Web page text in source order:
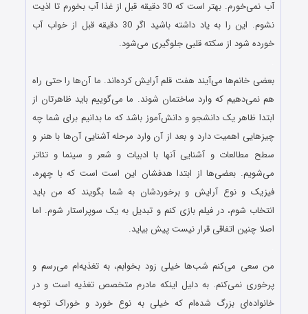
آب نمی‌خورم. بهتر است که 30 دقیقه قبل از غذا آب بخورم تا اذیت
نشوم. این را به یاد داشته باشید اگر 30 دقیقه قبل از خواب آب
خورده شود از سکته قلبی جلوگیری می‌شود.
بعضی خانم‌ها می‌آیند هفت قلم آرایش کرده‌اند. ما آن‌ها را حتی راه
هم نمی‌دهیم که وارد ساختمان شوند. ما می‌گوییم باید ظاهرتان از
ابتدا ظاهر یک دانشجو و دانش‌آموز باشد که ما بدانیم برای شما چه
چیزهایی اهمیت دارد و بعد از آن وارد مرحله آشنایی آن‌ها با هنر و
سطح مطالعات و آشنایی آنها با ادبیات و شعر و سینما و تئاتر
می‌شویم. بعضی‌ها از ابتدا هدفشان این است است که با چهره،
فیزیک و نوع آرایش و برخوردشان به شما بگویند که من باید
انتخاب شوم، در فیلم بازی کنم و تبدیل به یک سوپراستار شوم. اما
اصلا چنین اتفاقی قرار نیست پیش بیاید.
من سعی می‌کنم شب‌ها خیلی زود بخوابم، به تغذیه‌ام می‌رسم و
پرخوری نمی‌کنم. به دلیل اینکه مادرم متخصص تغذیه است و در
خانواده‌ای بزرگ شده‌ام که خیلی به نوع خورد و خوراک توجه